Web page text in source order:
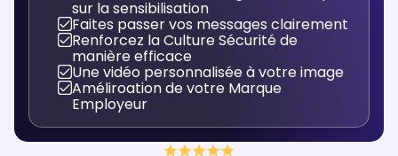
sur la sensibilisation
Faites passer vos messages clairement
Renforcez la Culture Sécurité de
manière efficace
Une vidéo personnalisée à votre image
Améliroation de votre Marque
Employeur